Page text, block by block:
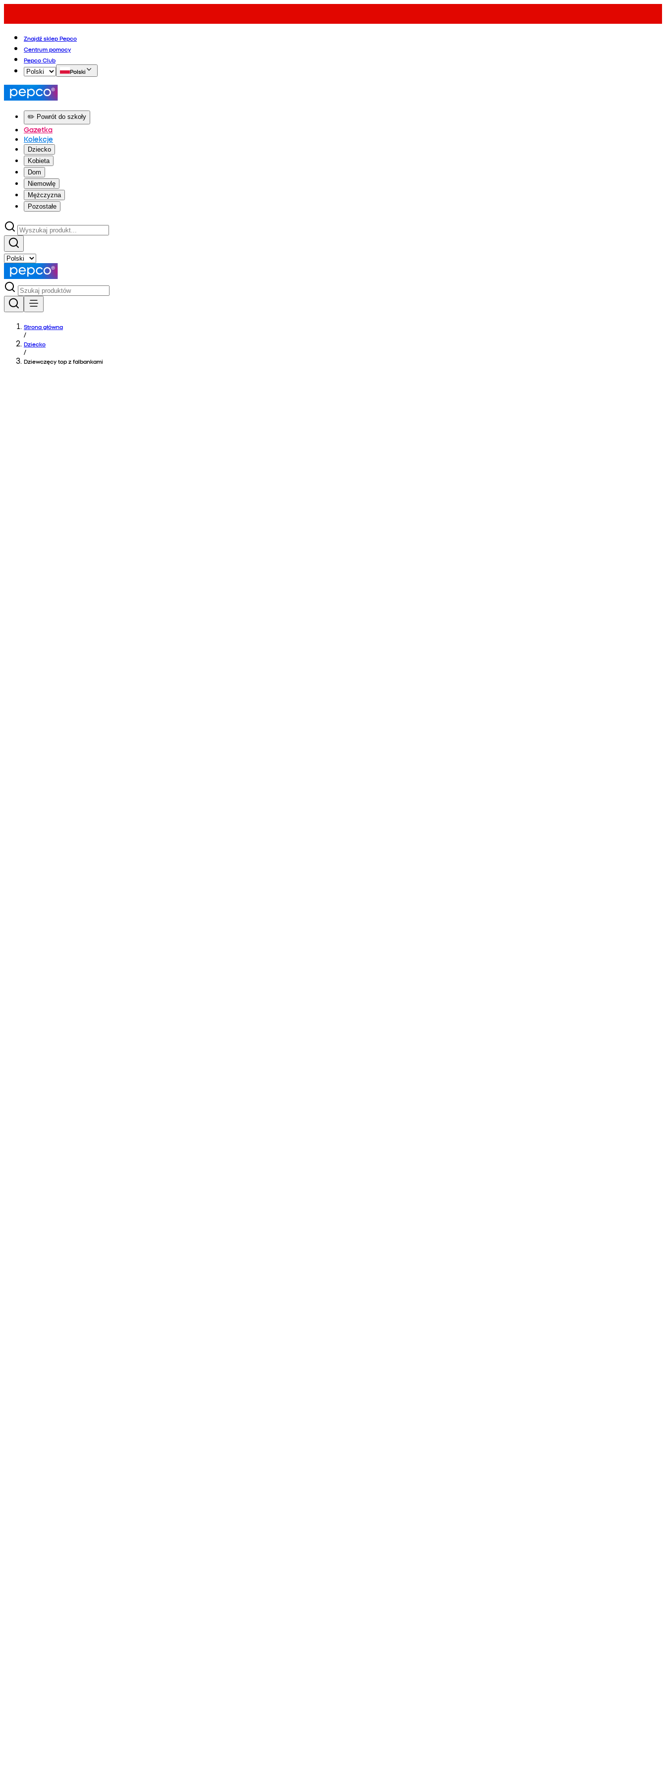
Znajdź sklep Pepco
Centrum pomocy
Pepco Club
Polski
✏️ Powrót do szkoły
Gazetka
Kolekcje
Dziecko
Kobieta
Dom
Niemowlę
Mężczyzna
Pozostałe
Strona główna
/
Dziecko
/
Dziewczęcy top z falbankami